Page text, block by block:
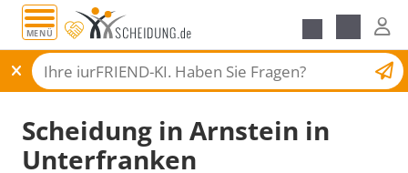
MENÜ
Scheidungsantrag
Scheidung in Arnstein in
Unterfranken